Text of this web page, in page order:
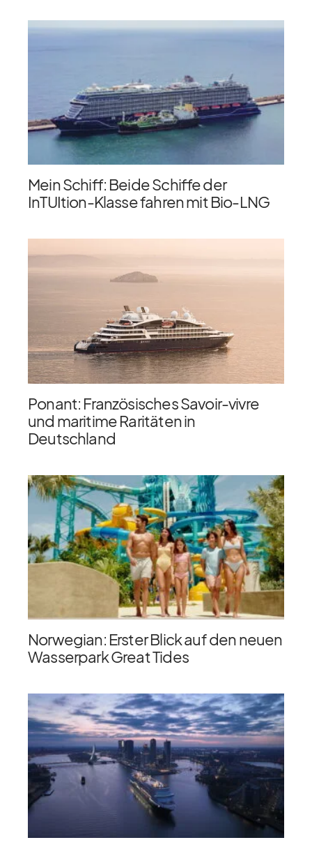
Mein Schiff: Beide Schiffe der
InTUItion-Klasse fahren mit Bio-LNG
Ponant: Französisches Savoir-vivre
und maritime Raritäten in
Deutschland
Norwegian: Erster Blick auf den neuen
Wasserpark Great Tides